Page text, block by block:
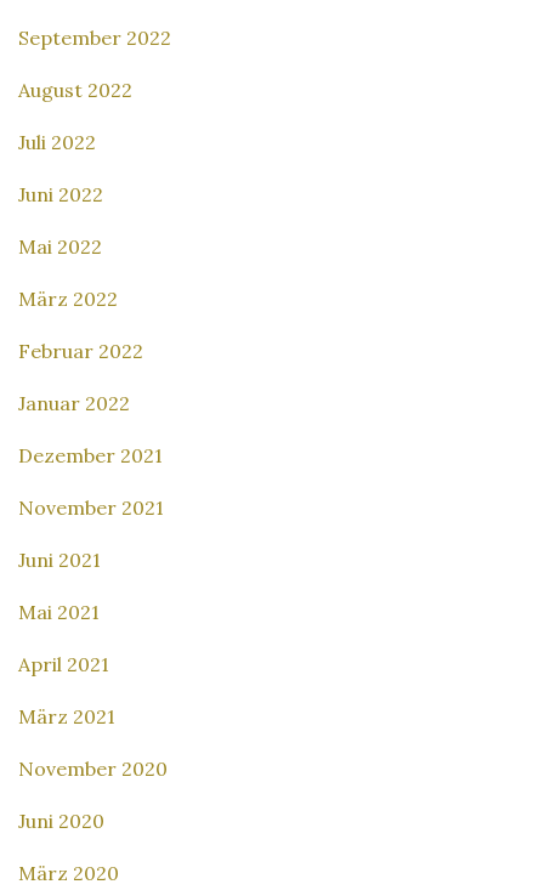
September 2022
August 2022
Juli 2022
Juni 2022
Mai 2022
März 2022
Februar 2022
Januar 2022
Dezember 2021
November 2021
Juni 2021
Mai 2021
April 2021
März 2021
November 2020
Juni 2020
März 2020